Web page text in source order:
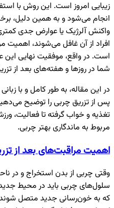
زیبایی امروز است. این روش با
انجام می‌شود و به همین دلیل،
واکنش آلرژیک یا عوارض جدی
افراد از آن غافل می‌شوند، اهمیت
است. در واقع، موفقیت نهایی این
شما در روزها و هفته‌های بعد از
در این مقاله، به طور کامل و با
پس از تزریق چربی را توضیح
تغذیه و خواب گرفته تا
مربوط به ماندگاری بهتر چربی.
اهمیت مراقبت‌های بعد از
وقتی چربی از بدن استخراج و در
سلول‌های چربی باید در محیط جدید
که به خون‌رسانی جدید متصل